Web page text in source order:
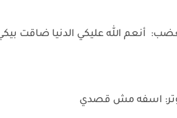
أنعم الله عليكي الدنيا ضاقت
اسفه مش قصدي